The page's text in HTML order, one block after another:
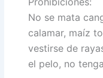
No se mata
calamar, maíz
vestirse de
el pelo, no